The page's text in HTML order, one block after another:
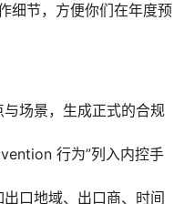
细节，方便你们在年度预
场景，生成正式的合规
行为”列入内控手
口地域、出口商、时间